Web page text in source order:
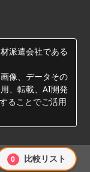
派遣会社である
像、データその
、転載、AI開発
ることでご活用
0 比較リスト